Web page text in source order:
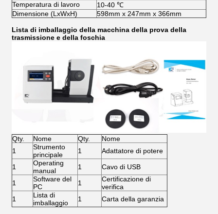
Temperatura di lavoro
10-40 ℃
Dimensione (LxWxH)
598mm x 247mm x 366mm
Lista di imballaggio della macchina della prova della
trasmissione e della foschia
Qty. Nome Qty.
Nome
1
Strumento
principale
1 Adattatore di potere
1
Operating
manual
1 Cavo di USB
1
Software del
PC
1
Certificazione di
verifica
1
Lista di
imballaggio
1 Carta della garanzia